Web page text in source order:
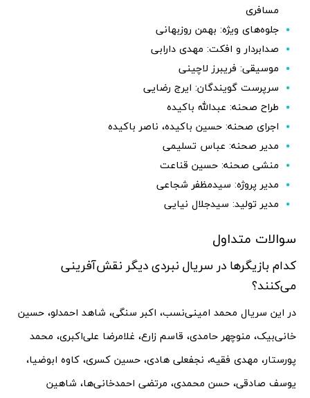
مسافری
جلوه‌های ویژه: بهمن روزبهانی
صدابردار و افکت: مهدی دارابی
موسیقی: فریبرز لاچینی
سرپرست گویندگان: ایرج رضایی
طراح صحنه: عبدالله باکیده
اجرای صحنه: حسین باکیده، ناصر باکیده
مدیر صحنه: عباس تسلیمی
منشی صحنه: حسین قناعت
مدیر پروژه: سیدمظفر شجاعی
مدیر تولید: سیدجلال نیایی
سوالات متداول
کدام بازیگرها در سریال نبردی دیگر نقش‌آفرینی
می‌کنند؟
در این سریال محمد امینی‌نسب، اکبر سنگی، شاهد احمدلو، حسین
خانی‌بیک، منوچهر حامدی، قاسم زارع، غلامرضا علی‌اکبری، محمد
پورستار، مهدی فقیه، نجفعلی هادی، حسین کسری، کاوه ابوضیا،
یوسف صادقی، حسن محمدی، مرتضی احمدخانی‌ها، شاهین